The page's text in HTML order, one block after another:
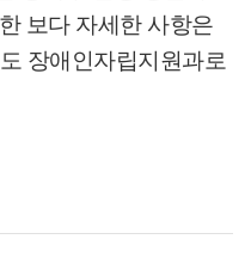
보다 자세한 사항은
장애인자립지원과로